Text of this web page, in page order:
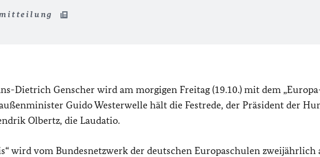
Dietrich Genscher wird am morgigen Freitag (19.10.) mit dem
Guido Westerwelle hält die Festrede, der Präsident der
Olbertz, die Laudatio.
wird vom Bundesnetzwerk der deutschen Europaschulen